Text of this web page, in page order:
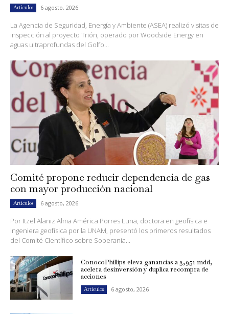
Artículos 6 agosto, 2026
La Agencia de Seguridad, Energía y Ambiente (ASEA) realizó visitas de
inspección al proyecto Trión, operado por Woodside Energy en
aguas ultraprofundas del Golfo...
Comité propone reducir dependencia de gas
con mayor producción nacional
Artículos 6 agosto, 2026
Por Itzel Alaniz Alma América Porres Luna, doctora en geofísica e
ingeniera geofísica por la UNAM, presentó los primeros resultados
del Comité Científico sobre Soberanía...
ConocoPhillips eleva ganancias a 3,951 mdd,
acelera desinversión y duplica recompra de
acciones
Artículos 6 agosto, 2026